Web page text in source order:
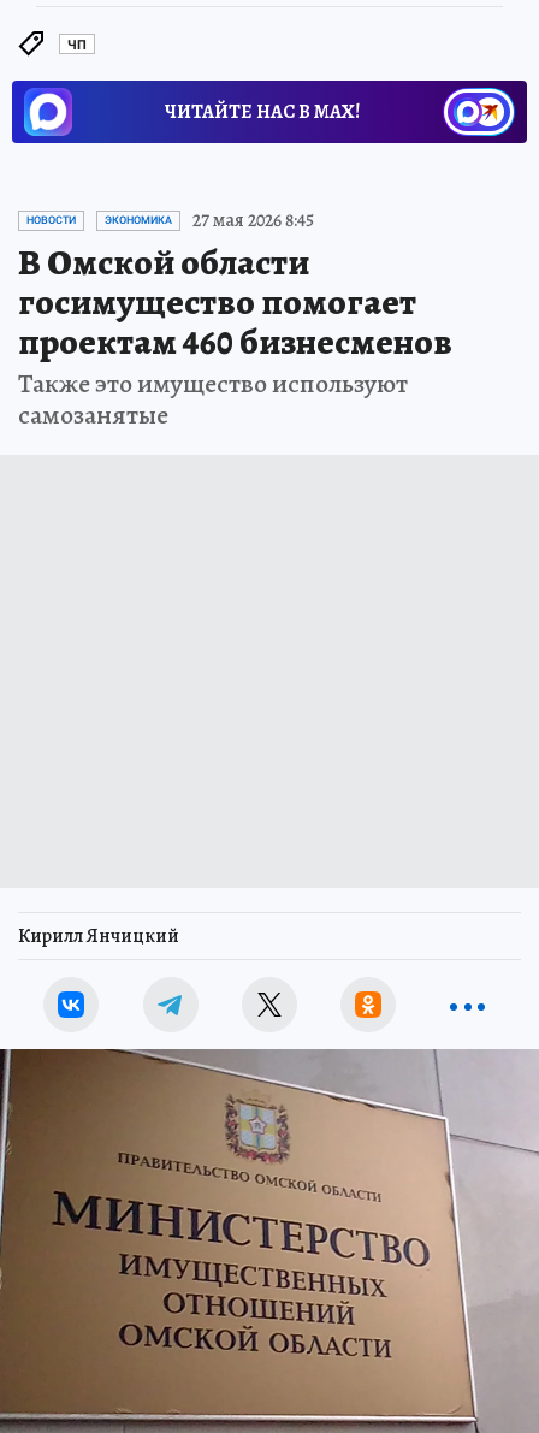
ЧП
ЧИТАЙТЕ НАС В МАХ!
НОВОСТИ ЭКОНОМИКА 27 мая 2026 8:45
В Омской области
госимущество помогает
проектам 460 бизнесменов
Также это имущество используют
самозанятые
Кирилл Янчицкий